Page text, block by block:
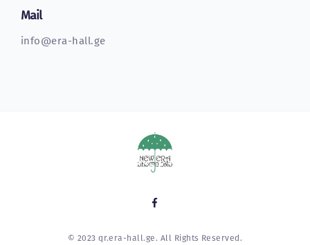
Mail
info@era-hall.ge
© 2023 qr.era-hall.ge. All Rights Reserved.